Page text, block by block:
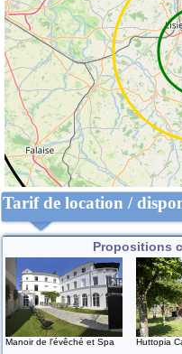
Tarif de location /
Propositions
Manoir de l'évêché et Spa Huttopia